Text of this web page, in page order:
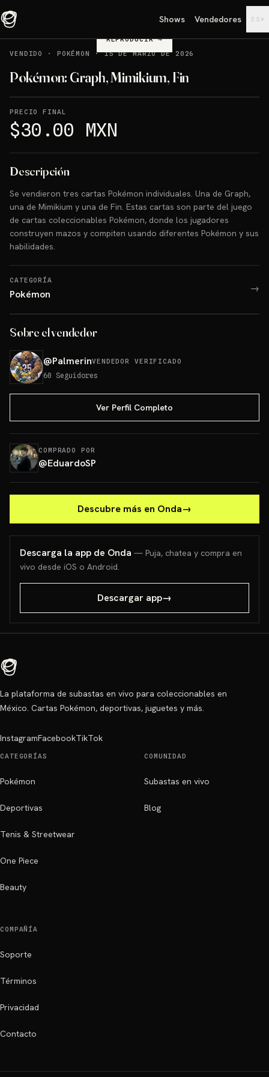
Shows Vendedores ES ▾
REPRODUCIR→
VENDIDO
· POKÉMON ·15 DE MARZO DE 2026
Pokémon: Graph, Mimikium, Fin
PRECIO FINAL
$30.00 MXN
Descripción
Se vendieron tres cartas Pokémon individuales. Una de Graph,
una de Mimikium y una de Fin. Estas cartas son parte del juego
de cartas coleccionables Pokémon, donde los jugadores
construyen mazos y compiten usando diferentes Pokémon y sus
habilidades.
CATEGORÍA
Pokémon →
Sobre el vendedor
@PalmerinVENDEDOR VERIFICADO
60 Seguidores
Ver Perfil Completo
COMPRADO POR
@EduardoSP
Descubre más en Onda→
Descarga la app de Onda — Puja, chatea y compra en
vivo desde iOS o Android.
Descargar app→
La plataforma de subastas en vivo para coleccionables en
México. Cartas Pokémon, deportivas, juguetes y más.
InstagramFacebookTikTok
CATEGORÍAS
Pokémon
Deportivas
Tenis & Streetwear
One Piece
Beauty
COMUNIDAD
Subastas en vivo
Blog
COMPAÑÍA
Soporte
Términos
Privacidad
Contacto